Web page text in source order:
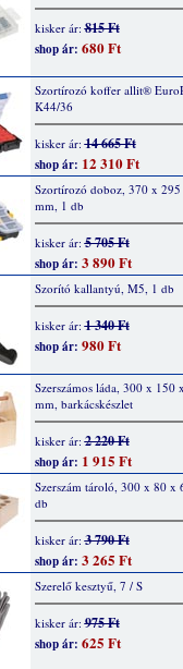
kisker ár:815 Ft
shop ár: 680 Ft
Szortírozó koffer allit®
K44/36
kisker ár:14 665 Ft
shop ár: 12 310 Ft
Szortírozó doboz, 370 x
mm, 1 db
kisker ár:5 705 Ft
shop ár: 3 890 Ft
Szorító kallantyú, M5, 1 db
kisker ár:1 340 Ft
shop ár: 980 Ft
Szerszámos láda, 300 x 150
mm, barkácskészlet
kisker ár:2 220 Ft
shop ár: 1 915 Ft
Szerszám tároló, 300 x 80 x
db
kisker ár:3 790 Ft
shop ár: 3 265 Ft
Szerelő kesztyű, 7 / S
kisker ár:975 Ft
shop ár: 625 Ft